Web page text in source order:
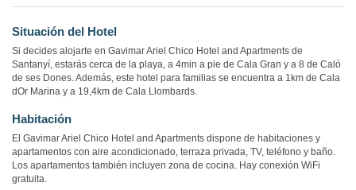
Situación del Hotel
Si decides alojarte en Gavimar Ariel Chico Hotel and Apartments de
Santanyí, estarás cerca de la playa, a 4min a pie de Cala Gran y a 8 de Caló
de ses Dones. Además, este hotel para familias se encuentra a 1km de Cala
dOr Marina y a 19,4km de Cala Llombards.
Habitación
El Gavimar Ariel Chico Hotel and Apartments dispone de habitaciones y
apartamentos con aire acondicionado, terraza privada, TV, teléfono y baño.
Los apartamentos también incluyen zona de cocina. Hay conexión WiFi
gratuita.